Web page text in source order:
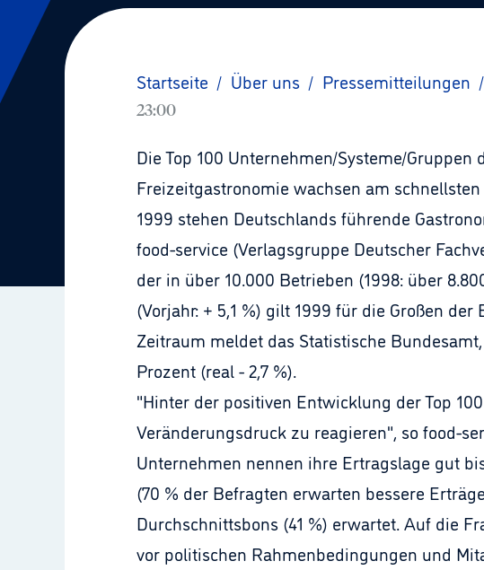
Startseite / Über uns / Pressemitteilungen /
23:00
Die Top 100 Unternehmen/Systeme/
Freizeitgastronomie wachsen am schnellsten
1999 stehen Deutschlands führende
food-service (Verlagsgruppe Deutscher
der in über 10.000 Betrieben (1998: über
(Vorjahr: + 5,1 %) gilt 1999 für die Großen
Zeitraum meldet das Statistische
Prozent (real - 2,7 %).
"Hinter der positiven Entwicklung der Top
Veränderungsdruck zu reagieren", so food-
Unternehmen nennen ihre Ertragslage gut
(70 % der Befragten erwarten bessere
Durchschnittsbons (41 %) erwartet. Auf die
vor politischen Rahmenbedingungen und